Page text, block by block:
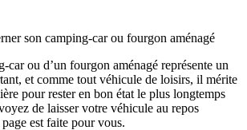
son camping-car ou fourgon aménagé
ou d’un fourgon aménagé représente un
et comme tout véhicule de loisirs, il mérite
pour rester en bon état le plus longtemps
de laisser votre véhicule au repos
est faite pour vous.